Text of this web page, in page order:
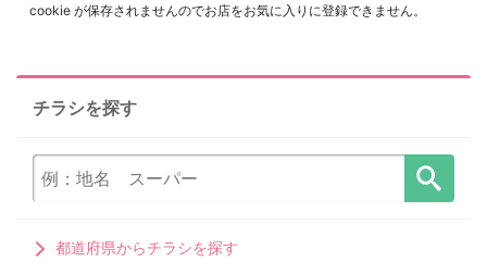
cookie が保存されませんのでお店をお気に入りに登録できません。
チラシを探す
都道府県からチラシを探す